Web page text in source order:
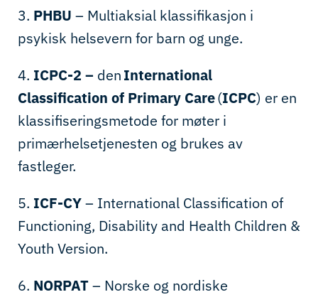
3. PHBU – Multiaksial klassifikasjon i
psykisk helsevern for barn og unge.
4. ICPC-2 – denInternational
Classification of Primary Care(ICPC) er en
klassifiseringsmetode for møter i
primærhelsetjenesten og brukes av
fastleger.
5. ICF-CY– International Classification of
Functioning, Disability and Health Children &
Youth Version.
6. NORPAT– Norske og nordiske